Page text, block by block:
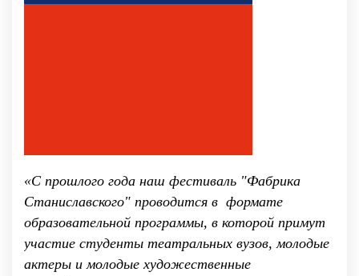
«С прошлого года наш фестиваль "Фабрика
Станиславского" проводится в формате
образовательной программы, в которой примут
участие студенты театральных вузов, молодые
актеры и молодые художественные